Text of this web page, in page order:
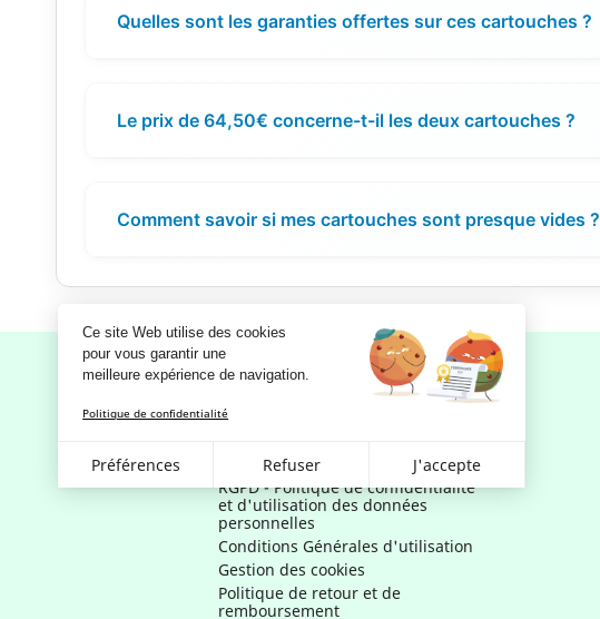
Ce site Web utilise des cookies
pour vous garantir une
meilleure expérience de navigation.
Politique de confidentialité
Préférences Refuser J'accepte
Quelles sont les garanties offertes sur ces cartouches ?
Le prix de 64,50€ concerne-t-il les deux cartouches ?
Comment savoir si mes cartouches sont presque vides ?
Mentions légales
RGPD - Politique de confidentialité
et d'utilisation des données
personnelles
Conditions Générales d'utilisation
Gestion des cookies
Politique de retour et de
remboursement